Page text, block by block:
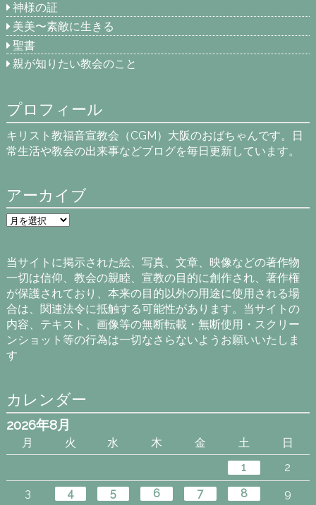
神様の証
美美〜素敵に生きる
聖書
親が知りたい教会のこと
プロフィール
キリスト教福音宣教会（CGM）大阪のおばちゃんです。日
常生活や教会の出来事などブログを毎日更新しています。
アーカイブ
ア
ー
ブ
当サイトに掲示された絵、写真、文章、映像などの著作物
一切は信仰、教会の親睦、宣教の目的に創作され、著作権
が保護されており、本来の目的以外の用途に使用される場
合は、関連法令に抵触する可能性があります。当サイトの
内容、テキスト、画像等の無断転載・無断使用・スクリー
ンショット等の行為は一切なさらないようお願いいたしま
す
カレンダー
2026年8月
月 火 水 木 金 土
日
1
2
3
4 5 6 7 8
9